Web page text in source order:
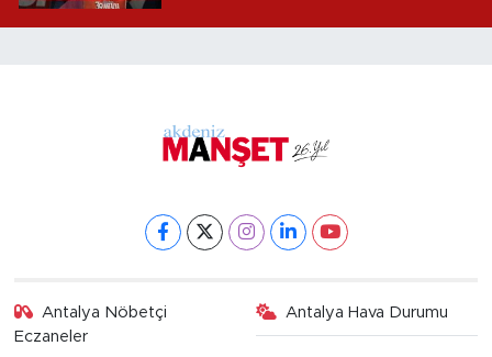
Antalya Nöbetçi
Eczaneler
Antalya Hava Durumu